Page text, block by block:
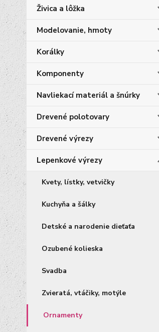
Živica a lôžka
Modelovanie, hmoty
Korálky
Komponenty
Navliekací materiál a šnúrky
Drevené polotovary
Drevené výrezy
Lepenkové výrezy
Kvety, lístky, vetvičky
Kuchyňa a šálky
Detské a narodenie dieťaťa
Ozubené kolieska
Svadba
Zvieratá, vtáčiky, motýle
Ornamenty